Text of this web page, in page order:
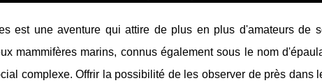
est une aventure qui attire de plus en plus d'amateurs de
mammifères marins, connus également sous le nom
complexe. Offrir la possibilité de les observer de près dans